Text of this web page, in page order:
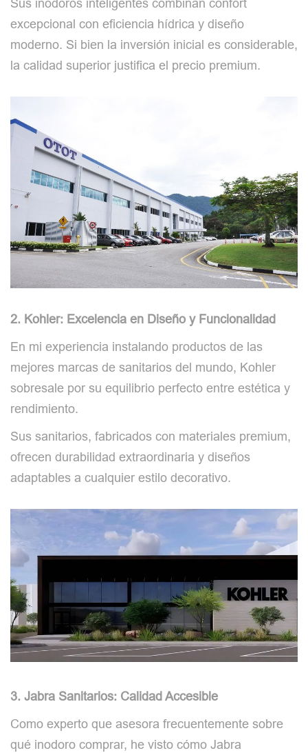
Sus inodoros inteligentes combinan confort
excepcional con eficiencia hídrica y diseño
moderno. Si bien la inversión inicial es considerable,
la calidad superior justifica el precio premium.
2. Kohler: Excelencia en Diseño y Funcionalidad
En mi experiencia instalando productos de las
mejores marcas de sanitarios del mundo, Kohler
sobresale por su equilibrio perfecto entre estética y
rendimiento.
Sus sanitarios, fabricados con materiales premium,
ofrecen durabilidad extraordinaria y diseños
adaptables a cualquier estilo decorativo.
3. Jabra Sanitarios: Calidad Accesible
Como experto que asesora frecuentemente sobre
qué inodoro comprar, he visto cómo Jabra